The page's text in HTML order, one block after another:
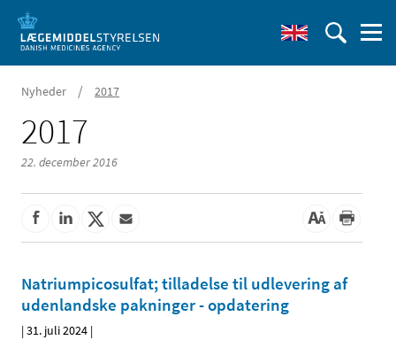
Nyheder / 2017
2017
22. december 2016
Natriumpicosulfat; tilladelse til udlevering af
udenlandske pakninger - opdatering
|31. juli 2024 |